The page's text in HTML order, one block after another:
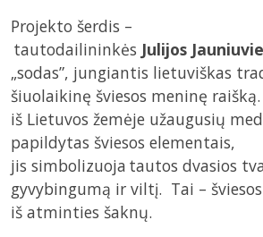
Projekto šerdis –
tautodailininkės Julijos
„sodas”, jungiantis lietuviškas
šiuolaikinę šviesos meninę
iš Lietuvos žemėje užaugusių
papildytas šviesos elementais,
jis simbolizuoja tautos dvasios
gyvybingumą ir viltį. Tai –
iš atminties šaknų.